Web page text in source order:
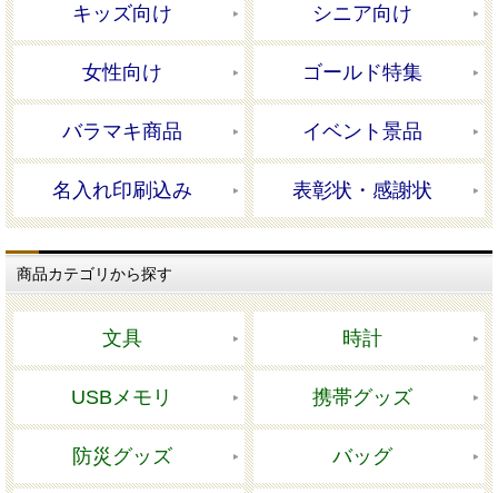
キッズ向け シニア向け
女性向け ゴールド特集
バラマキ商品 イベント景品
名入れ印刷込み 表彰状・感謝状
商品カテゴリから探す
文具 時計
USBメモリ 携帯グッズ
防災グッズ バッグ